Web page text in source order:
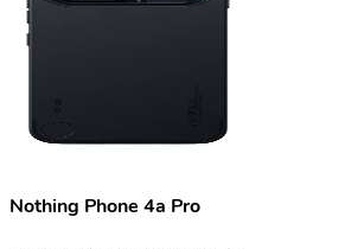
Nothing Phone 4a Pro